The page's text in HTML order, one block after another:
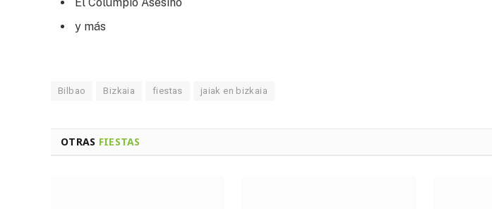
El Columpio Asesino
y más
Bilbao Bizkaia fiestas jaiak en bizkaia
OTRAS FIESTAS